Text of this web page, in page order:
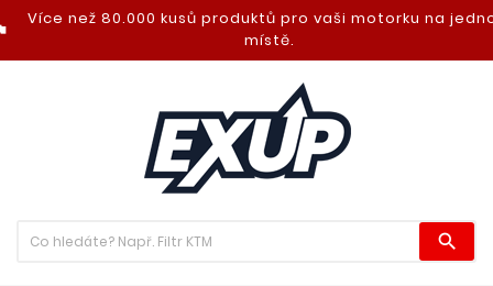
Více než 80.000 kusů produktů pro vaši motorku na
místě.
